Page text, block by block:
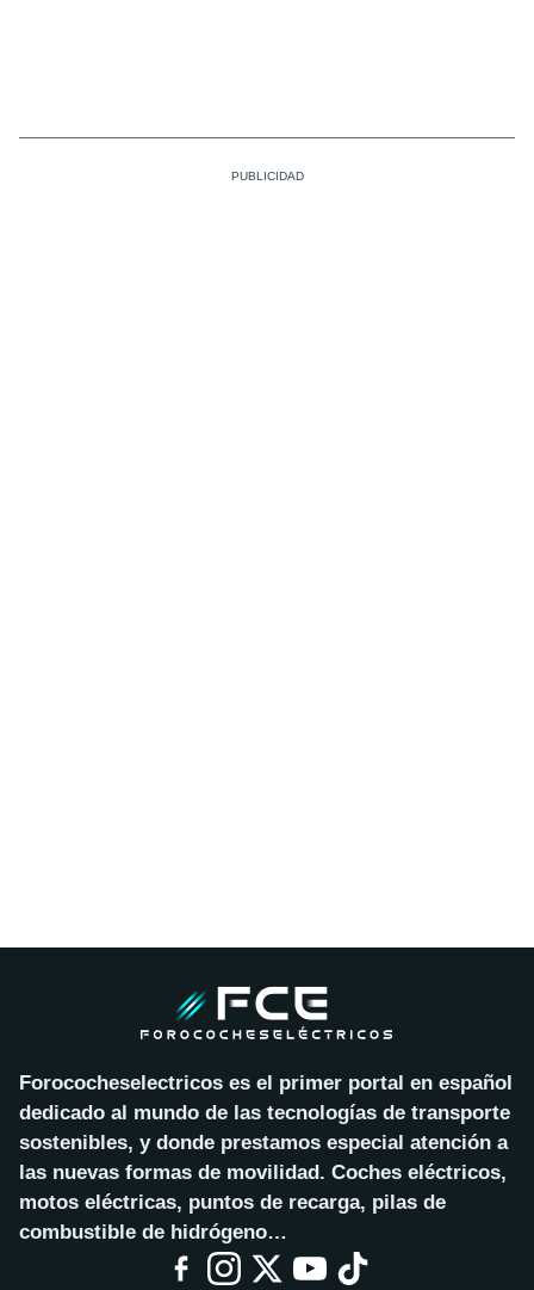
Forococheselectricos es el primer portal en español
dedicado al mundo de las tecnologías de transporte
sostenibles, y donde prestamos especial atención a
las nuevas formas de movilidad. Coches eléctricos,
motos eléctricas, puntos de recarga, pilas de
combustible de hidrógeno…